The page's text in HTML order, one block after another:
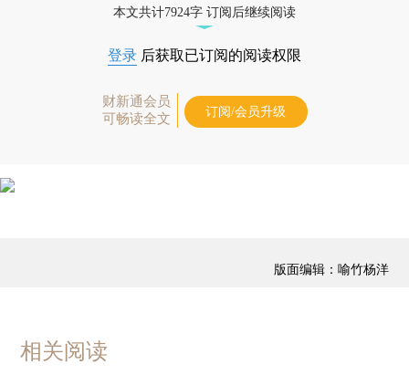
本文共计7924字 订阅后继续阅读
登录 后获取已订阅的阅读权限
财新通会员
可畅读全文
订阅/会员升级
版面编辑：喻竹杨洋
相关阅读